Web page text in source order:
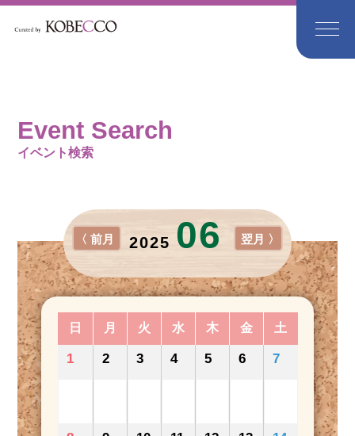
Event Search
イベント検索
2025 06
〈 前月 翌月 〉
日 月 火 水 木 金 土
1 2 3 4 5 6 7